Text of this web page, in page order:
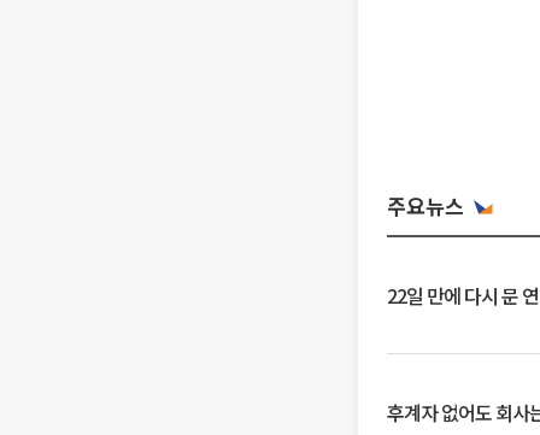
주요뉴스
22일 만에 다시 문
후계자 없어도 회사